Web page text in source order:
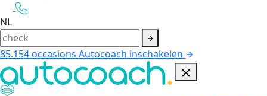
NL
85.154occasions Autocoach inschakelen